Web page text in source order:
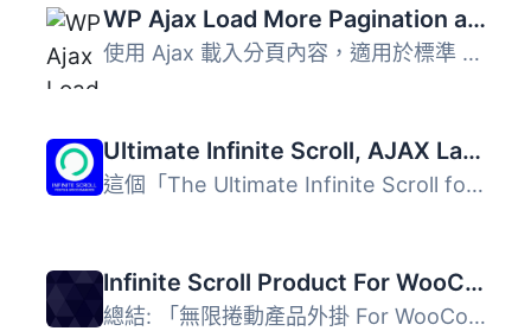
WP Ajax Load More Pagination and Infinite Scroll
使用 Ajax 載入分頁內容，適用於標準 WordPress 分頁、WooCom...
Ultimate Infinite Scroll, AJAX Lazy load Plugin for Posts & Woocommerce
這個「The Ultimate Infinite Scroll for Woocommerce」外掛...
Infinite Scroll Product For WooCommerce
總結: 「無限捲動產品外掛 For WooCommerce」是一個WordPress...